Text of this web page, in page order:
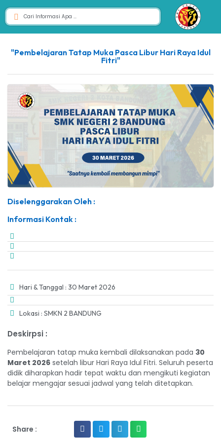
"Pembelajaran Tatap Muka Pasca Libur Hari Raya Idul
Fitri"
Diselenggarakan Oleh :
Informasi Kontak :
Hari & Tanggal : 30 Maret 2026
Lokasi : SMKN 2 BANDUNG
Deskirpsi :
Pembelajaran tatap muka kembali dilaksanakan pada 30
Maret 2026 setelah libur Hari Raya Idul Fitri. Seluruh peserta
didik diharapkan hadir tepat waktu dan mengikuti kegiatan
belajar mengajar sesuai jadwal yang telah ditetapkan.
Share :